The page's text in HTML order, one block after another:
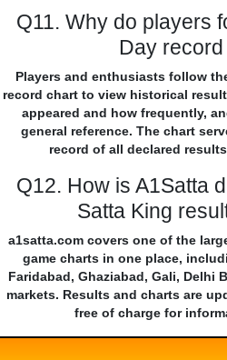
Q11. Why do players
Day
Players and enthusiasts follow
record chart to view historical
appeared and how frequently,
general reference. The chart
record of all declared
Q12. How is A1Satta
Satta King
a1satta.com covers one of the
game charts in one place,
Faridabad, Ghaziabad, Gali, Delhi
markets. Results and charts are
free of charge for